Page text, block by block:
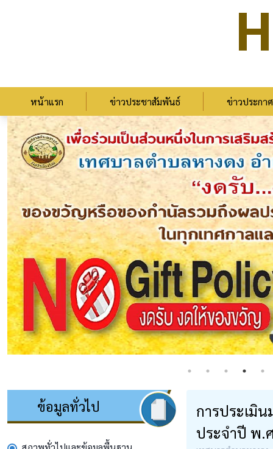
หน้าแรก ข่าวประชาสัมพันธ์ ข่าวประกาศ
ข้อมูลทั่วไป
การประเมิ
ประจำปี พ.